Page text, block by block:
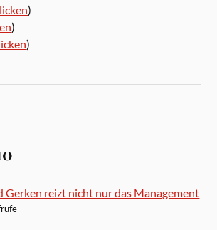
)
)
)
Gerken reizt nicht nur das Management